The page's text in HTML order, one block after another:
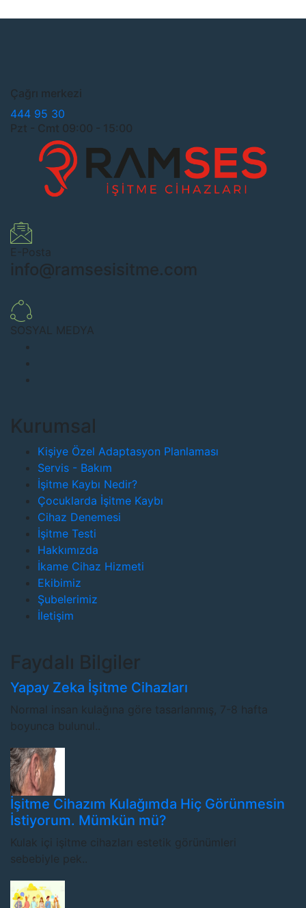
Çağrı merkezi
444 95 30
Pzt - Cmt 09:00 - 15:00
E-Posta
info@ramsesisitme.com
SOSYAL MEDYA
Kurumsal
Kişiye Özel Adaptasyon Planlaması
Servis - Bakım
İşitme Kaybı Nedir?
Çocuklarda İşitme Kaybı
Cihaz Denemesi
İşitme Testi
Hakkımızda
İkame Cihaz Hizmeti
Ekibimiz
Şubelerimiz
İletişim
Faydalı Bilgiler
Yapay Zeka İşitme Cihazları
Normal insan kulağına göre tasarlanmış, 7-8 hafta
boyunca bulunul..
İşitme Cihazım Kulağımda Hiç Görünmesin
İstiyorum. Mümkün mü?
Kulak içi işitme cihazları estetik görünümleri
sebebiyle pek..